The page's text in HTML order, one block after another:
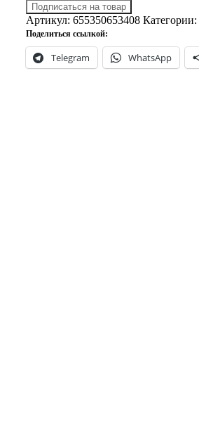
Подписаться на товар
Артикул: 655350653408 Категории:
Поделиться ссылкой:
Telegram WhatsApp